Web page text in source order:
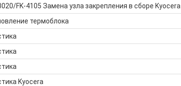
FK-4105 Замена узла закрепления в сборе
термоблока
Kyocera